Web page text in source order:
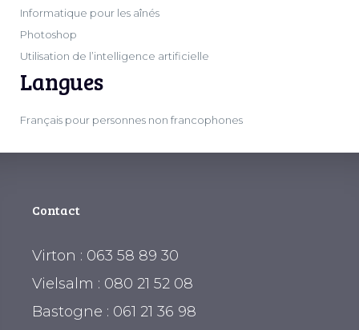
Informatique pour les aînés
Photoshop
Utilisation de l’intelligence artificielle
Langues
Français pour personnes non francophones
Contact
Virton : 063 58 89 30
Vielsalm : 080 21 52 08
Bastogne : 061 21 36 98